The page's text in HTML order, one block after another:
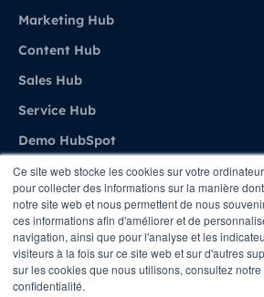
Ce site web stocke les cookies sur votre
pour collecter des informations sur la manière
notre site web et nous permettent de nous
ces informations afin d'améliorer et de
navigation, ainsi que pour l'analyse et les
visiteurs à la fois sur ce site web et sur d'autres
sur les cookies que nous utilisons, consultez
confidentialité.
Marketing Hub
Content Hub
Sales Hub
Service Hub
Demo HubSpot
Agence
A propos de Stratenet
Stratenet X HubSpot